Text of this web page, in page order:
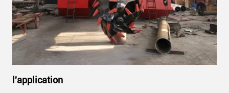
l'application